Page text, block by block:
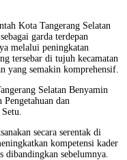
Kota Tangerang Selatan
garda terdepan
melalui peningkatan
tersebar di tujuh kecamatan
yang semakin komprehensif.
Selatan Benyamin
dan
secara serentak di
kompetensi kader
sebelumnya.